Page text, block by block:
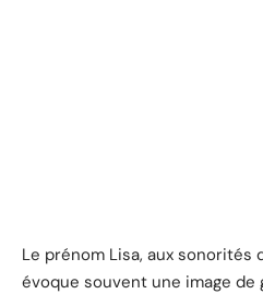
Le prénom Lisa, aux sonorités
évoque souvent une image